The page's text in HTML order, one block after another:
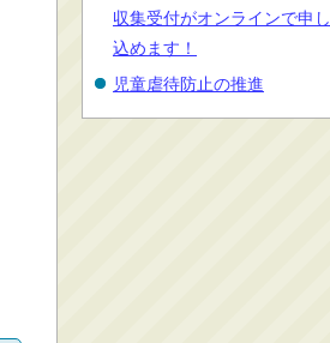
収集受付がオンラインで申し
込めます！
児童虐待防止の推進